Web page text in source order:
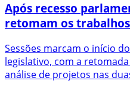
Após recesso
retomam os trabalhos
Sessões marcam o início
legislativo, com a
análise de projetos nas